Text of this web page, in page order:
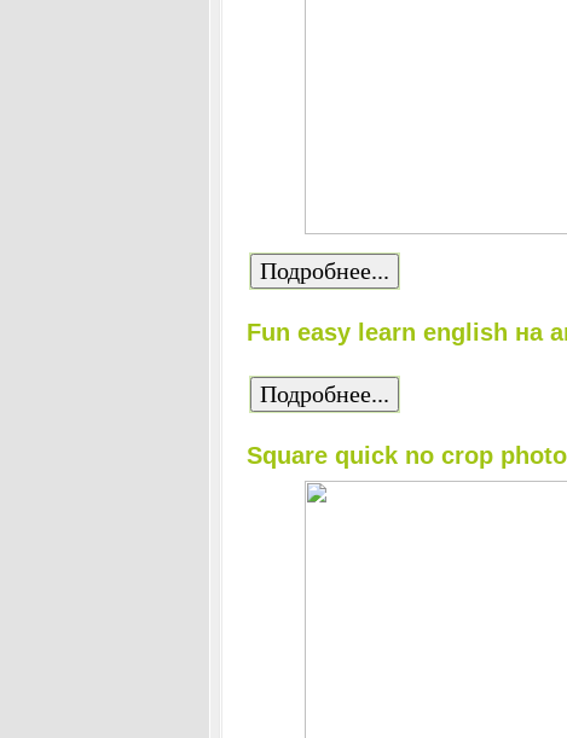
Подробнее...
Fun easy learn english на
Подробнее...
Square quick no crop